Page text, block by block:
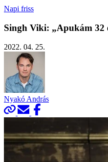
Napi friss
Singh Viki: „Apukám 32
2022. 04. 25.
Nyakó András